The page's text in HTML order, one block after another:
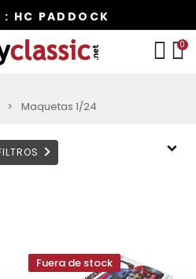
: HC PADDOCK
0
Maquetas 1/24
Fuera de stock